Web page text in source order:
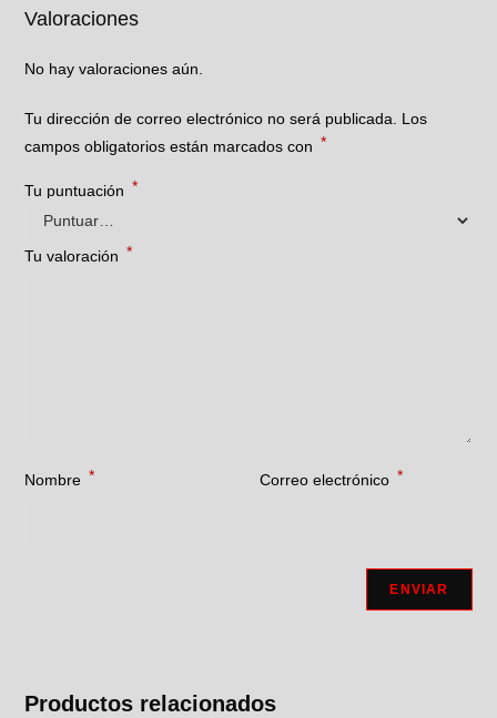
Valoraciones
No hay valoraciones aún.
Tu dirección de correo electrónico no será publicada. Los
campos obligatorios están marcados con *
Tu puntuación *
Tu valoración *
Nombre * Correo electrónico *
Productos relacionados